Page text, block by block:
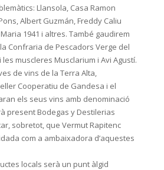
Llansola, Casa Ramon
Albert Guzmán, Freddy Caliu
1941 i altres. També gaudirem
Confraria de Pescadors Verge del
les muscleres Musclarium i Avi Agustí.
de vins de la Terra Alta,
Cooperatiu de Gandesa i el
els seus vins amb denominació
present Bodegas y Destilerias
sobretot, que Vermut Rapitenc
com a ambaixadora d’aquestes
locals serà un punt àlgid